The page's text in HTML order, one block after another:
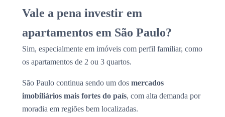
Vale a pena investir em
apartamentos em São Paulo?
Sim, especialmente em imóveis com perfil familiar, como
os apartamentos de 2 ou 3 quartos.
São Paulo continua sendo um dos mercados
imobiliários mais fortes do país, com alta demanda por
moradia em regiões bem localizadas.